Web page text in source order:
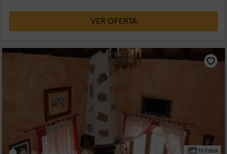
VER OFERTA
16 Fotos